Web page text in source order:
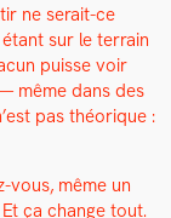
ne serait-ce
sur le ter­rain
puisse voir
même dans des
pas théorique :
vous, même un
ça change tout.